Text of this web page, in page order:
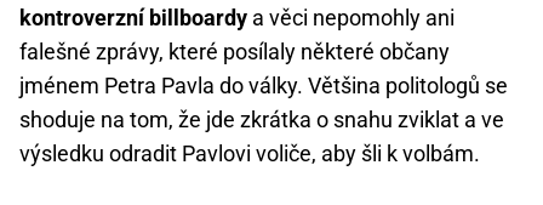
kontroverzní billboardy a věci nepomohly ani
falešné zprávy, které posílaly některé občany
jménem Petra Pavla do války. Většina politologů se
shoduje na tom, že jde zkrátka o snahu zviklat a ve
výsledku odradit Pavlovi voliče, aby šli k volbám.